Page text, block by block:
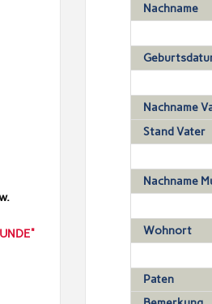
Nachname
Nachname
Stand Vater
Nachname
Wohnort
Paten